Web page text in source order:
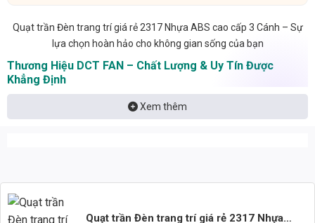
Quạt trần Đèn trang trí giá rẻ 2317 Nhựa ABS cao cấp 3 Cánh – Sự
lựa chọn hoàn hảo cho không gian sống của bạn
Thương Hiệu DCT FAN – Chất Lượng & Uy Tín Được
Khẳng Định
DCT FAN là một thương hiệu uy tín trong lĩnh vực sản xuất quạt trần,
được biết đến với sự đổi mới trong thiết kế và chất lượng vượt trội.
từ nhựa ABS cao cấp, đảm bảo độ bền bỉ, khả năng chịu lực tốt và
tính thẩm mỹ cao. Với đường kính 1240mm và 3 cánh quạt được
thiết kế tối ưu, quạt 2317 mang lại luồng gió mạnh mẽ, đều khắp, phù
Xem thêm
Quạt trần Đèn trang trí giá rẻ 2317 Nhựa